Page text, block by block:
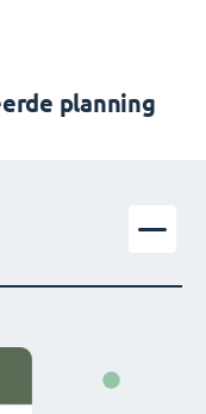
planning